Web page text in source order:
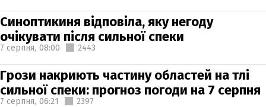
Синоптикиня відповіла, яку негоду
очікувати після сильної спеки
7 серпня, 08:00 2443
Грози накриють частину областей на тлі
сильної спеки: прогноз погоди на 7 серпня
7 серпня, 06:21 2397